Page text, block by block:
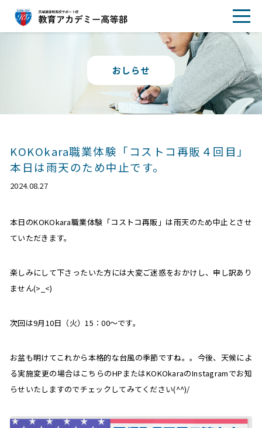
おしらせ
KOKOkara職業体験「コストコ再販４回目」
本日は雨天のため中止です。
2024.08.27
本日のKOKOkara職業体験「コストコ再販」は雨天のため中止とさせ
ていただきます。
楽しみにして下さったいた方には大変ご迷惑をおかけし、申し訳あり
ません(>_<)
次回は9月10日（火）15：00～です。
お盆も明けてこれから本格的な台風の季節ですね。。今後、天候によ
る実施変更の場合はこちらのHPまたはKOKOkaraのInstagramでお知
らせいたしますのでチェックしてみてください(^^)/